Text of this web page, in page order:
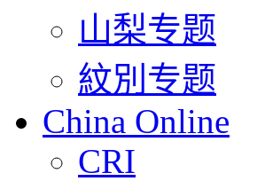
山梨专题
紋別专题
China Online
CRI